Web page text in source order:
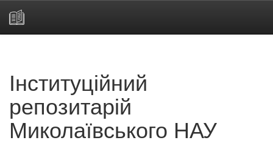
Інституційний
репозитарій
Миколаївського НАУ